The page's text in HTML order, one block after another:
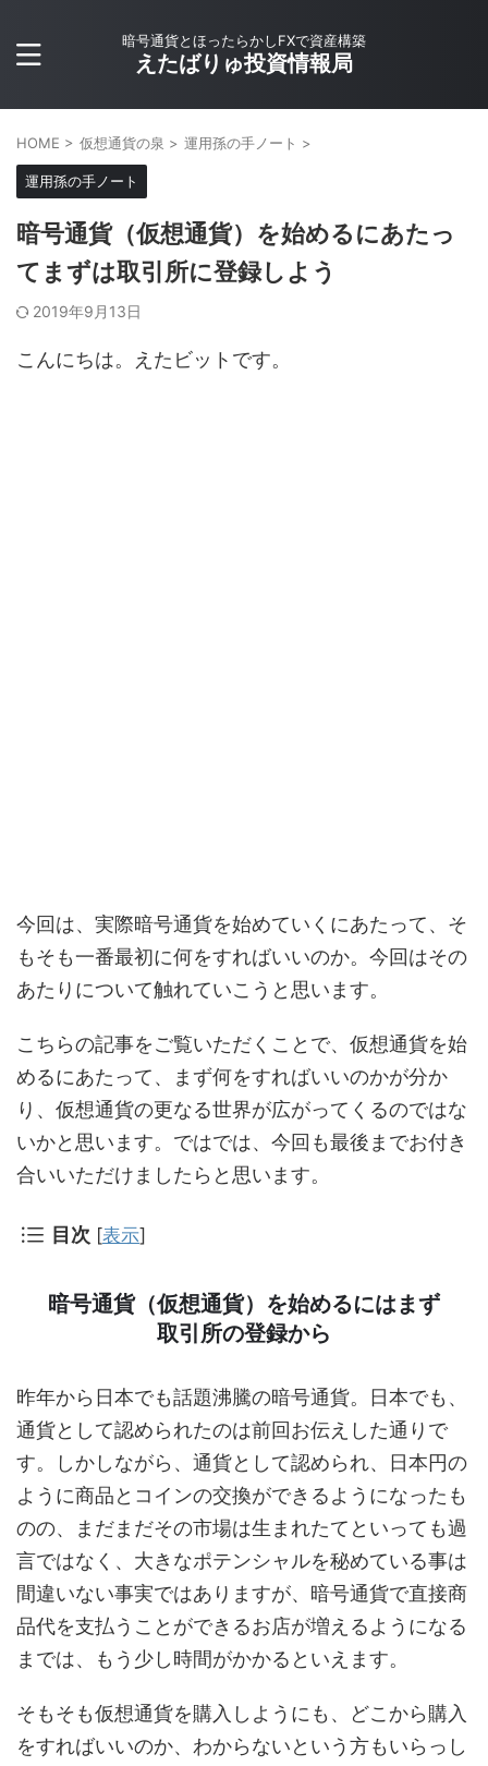
暗号通貨とほったらかしFXで資産構築
えたばりゅ投資情報局
HOME > 仮想通貨の泉 > 運用孫の手ノート >
運用孫の手ノート
暗号通貨（仮想通貨）を始めるにあたっ
てまずは取引所に登録しよう
2019年9月13日
こんにちは。えたビットです。
今回は、実際暗号通貨を始めていくにあたって、そ
もそも一番最初に何をすればいいのか。今回はその
あたりについて触れていこうと思います。
こちらの記事をご覧いただくことで、仮想通貨を始
めるにあたって、まず何をすればいいのかが分か
り、仮想通貨の更なる世界が広がってくるのではな
いかと思います。ではでは、今回も最後までお付き
合いいただけましたらと思います。
目次 [表示]
暗号通貨（仮想通貨）を始めるにはまず
取引所の登録から
昨年から日本でも話題沸騰の暗号通貨。日本でも、
通貨として認められたのは前回お伝えした通りで
す。しかしながら、通貨として認められ、日本円の
ように商品とコインの交換ができるようになったも
のの、まだまだその市場は生まれたてといっても過
言ではなく、大きなポテンシャルを秘めている事は
間違いない事実ではありますが、暗号通貨で直接商
品代を支払うことができるお店が増えるようになる
までは、もう少し時間がかかるといえます。
そもそも仮想通貨を購入しようにも、どこから購入
をすればいいのか、わからないという方もいらっし